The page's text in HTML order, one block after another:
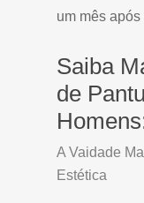
um mês
Saiba
de
A Vaidade
Estética